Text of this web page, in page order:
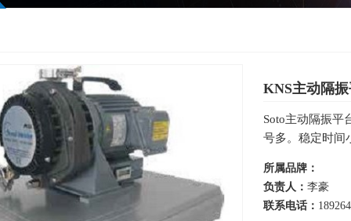
KNS主动隔振
Soto主动隔振平
号多。稳定时间
所属品牌：
负责人： 李豪
联系电话：